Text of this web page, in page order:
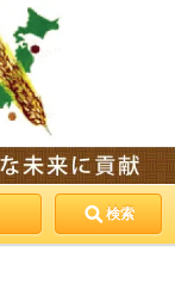
検索